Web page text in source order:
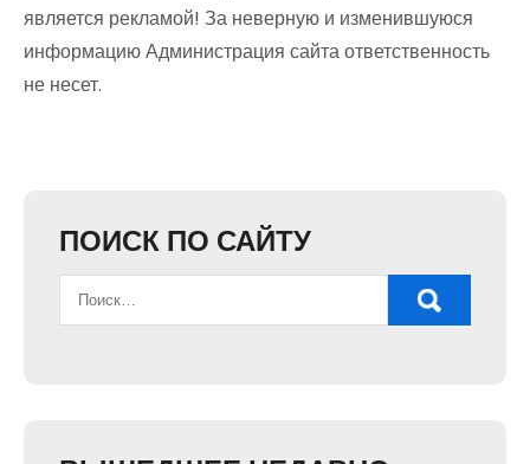
является рекламой! За неверную и изменившуюся
информацию Администрация сайта ответственность
не несет.
ПОИСК ПО САЙТУ